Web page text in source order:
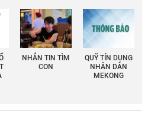
NHẮN TIN TÌM
CON
QUỸ TÍN DỤNG
NHÂN DÂN
MEKONG